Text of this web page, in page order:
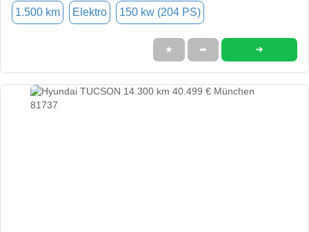
1.500 km Elektro 150 kw (204 PS)
★ ➦ ➜